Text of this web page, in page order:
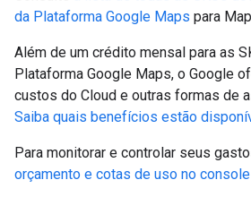
da Plataforma Google Maps para
Além de um crédito mensal para as
Plataforma Google Maps, o Google
custos do Cloud e outras formas de
Saiba quais benefícios estão
Para monitorar e controlar seus
orçamento e cotas de uso no